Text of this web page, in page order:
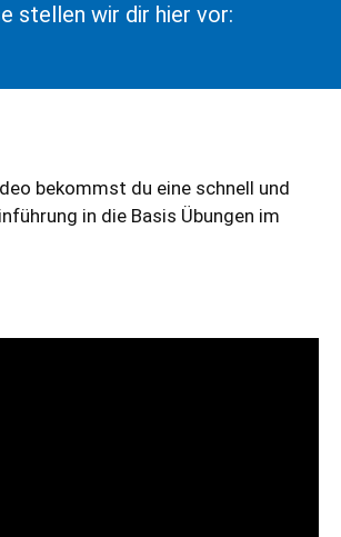
stellen wir dir hier vor:
bekommst du eine schnell und
in die Basis Übungen im